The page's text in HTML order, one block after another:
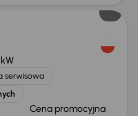
kW
serwisowa
Cena promocyjna